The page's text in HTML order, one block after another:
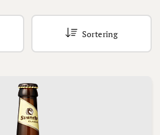
Sortering